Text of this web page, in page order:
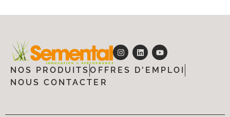
NOS PRODUITS OFFRES D'EMPLOI
NOUS CONTACTER